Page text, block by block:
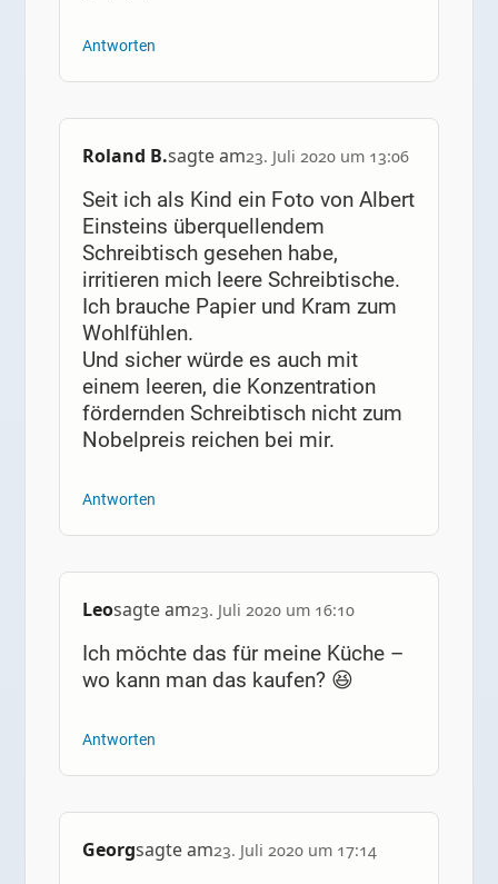
Antworten
Roland B.sagte am23. Juli 2020 um 13:06
Seit ich als Kind ein Foto von Albert
Einsteins überquellendem
Schreibtisch gesehen habe,
irritieren mich leere Schreibtische.
Ich brauche Papier und Kram zum
Wohlfühlen.
Und sicher würde es auch mit
einem leeren, die Konzentration
fördernden Schreibtisch nicht zum
Nobelpreis reichen bei mir.
Antworten
Leosagte am23. Juli 2020 um 16:10
Ich möchte das für meine Küche –
wo kann man das kaufen? 😆
Antworten
Georgsagte am23. Juli 2020 um 17:14